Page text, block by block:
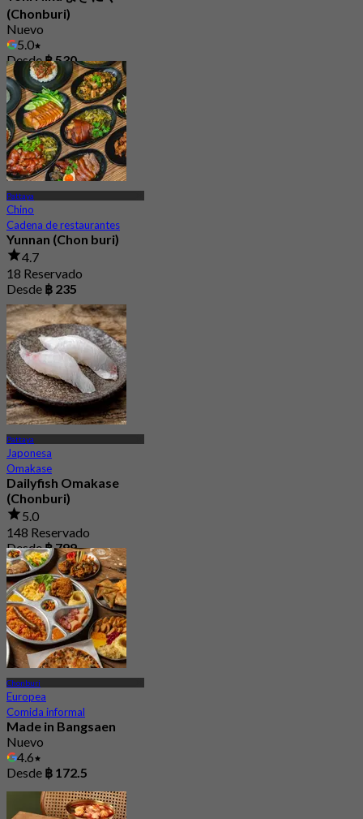
(Chonburi)
Nuevo
5.0
Desde฿ 530
Pattaya
Chino
Cadena de restaurantes
Yunnan (Chon buri)
4.7
18 Reservado
Desde ฿ 235
Pattaya
Japonesa
Omakase
Dailyfish Omakase
(Chonburi)
5.0
148 Reservado
Desde฿ 799
Chonburi
Europea
Comida informal
Made in Bangsaen
Nuevo
4.6
Desde ฿ 172.5